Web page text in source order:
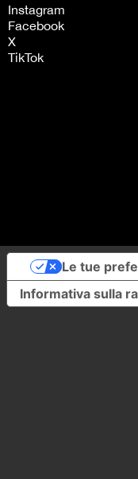
Instagram
Facebook
X
TikTok
Informativa sulla
Le tue